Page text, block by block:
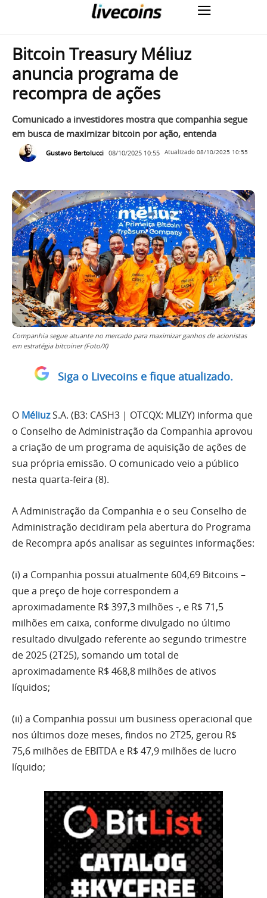
Bitcoin Treasury Méliuz
anuncia programa de
recompra de ações
Comunicado a investidores mostra que companhia segue
em busca de maximizar bitcoin por ação, entenda
Gustavo Bertolucci 08/10/2025 10:55 Atualizado 08/10/2025 10:55
Companhia segue atuante no mercado para maximizar ganhos de acionistas
em estratégia bitcoiner (Foto/X)
Siga o Livecoins e fique atualizado.
O MéliuzS.A. (B3: CASH3 | OTCQX: MLIZY) informa que
o Conselho de Administração da Companhia aprovou
a criação de um programa de aquisição de ações de
sua própria emissão. O comunicado veio a público
nesta quarta-feira (8).
A Administração da Companhia e o seu Conselho de
Administração decidiram pela abertura do Programa
de Recompra após analisar as seguintes informações:
(i) a Companhia possui atualmente 604,69 Bitcoins –
que a preço de hoje correspondem a
aproximadamente R$ 397,3 milhões -, e R$ 71,5
milhões em caixa, conforme divulgado no último
resultado divulgado referente ao segundo trimestre
de 2025 (2T25), somando um total de
aproximadamente R$ 468,8 milhões de ativos
líquidos;
(ii) a Companhia possui um business operacional que
nos últimos doze meses, findos no 2T25, gerou R$
75,6 milhões de EBITDA e R$ 47,9 milhões de lucro
líquido;